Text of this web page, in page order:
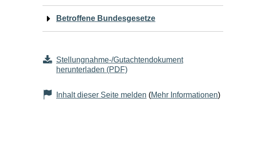
Seiteninhalt
Betroffene Bundesgesetze
Stellungnahme-/Gutachtendokument
herunterladen (PDF)
Inhalt dieser Seite melden (Mehr Informationen)